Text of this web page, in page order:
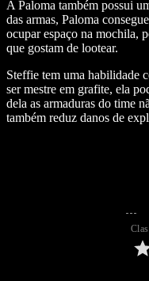
A Paloma também possui
das armas, Paloma
ocupar espaço na mochila,
que gostam de lootear.
Steffie tem uma habilidade
ser mestre em grafite, ela
dela as armaduras do time
também reduz danos de